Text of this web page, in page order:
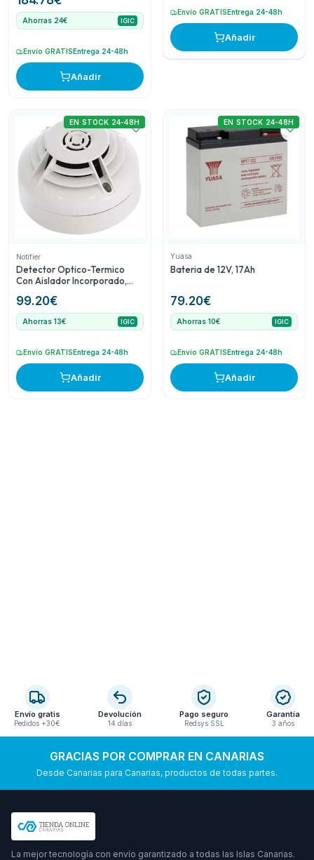
Ahorras 24€ IGIC
Envío GRATISEntrega 24-48h
Añadir
Envío GRATIS Entrega 24-48h
Añadir
Notifier
Detector Optico-Termico
Con Aislador Incorporado,
99.20€
EN STOCK 24-48H
Ahorras 13€ IGIC
Envío GRATIS Entrega 24-48h
Añadir
Yuasa
Bateria de 12V, 17Ah
79.20€
EN STOCK 24-48H
Ahorras 10€ IGIC
Envío GRATISEntrega 24-48h
Añadir
Envío gratis
Pedidos +30€
Devolución
14 días
Pago seguro
Redsys SSL
Garantía
3 años
GRACIAS POR COMPRAR EN CANARIAS
Desde Canarias para Canarias, productos de todas partes.
La mejor tecnología con envío garantizado a todas las Islas Canarias.